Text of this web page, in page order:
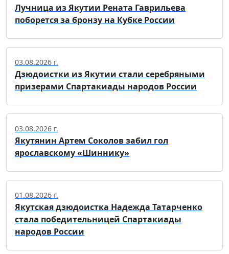
Лучница из Якутии Рената Гаврильева
поборется за бронзу на Кубке России
03.08.2026 г.
Дзюдоистки из Якутии стали серебряными
призерами Спартакиады народов России
03.08.2026 г.
Якутянин Артем Соколов забил гол
ярославскому «Шиннику»
01.08.2026 г.
Якутская дзюдоистка Надежда Татарченко
стала победительницей Спартакиады
народов России